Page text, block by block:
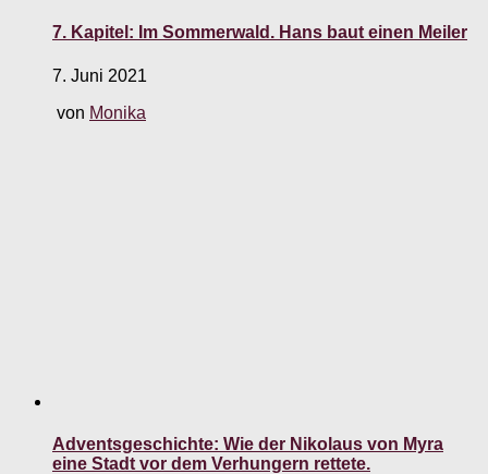
7. Kapitel: Im Sommerwald. Hans baut einen Meiler
7. Juni 2021
von Monika
Adventsgeschichte: Wie der Nikolaus von Myra
eine Stadt vor dem Verhungern rettete.